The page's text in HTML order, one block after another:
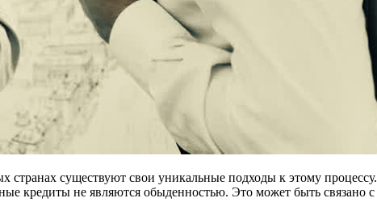
существуют свои уникальные подходы к этому
кредиты не являются обыденностью. Это может быть связано